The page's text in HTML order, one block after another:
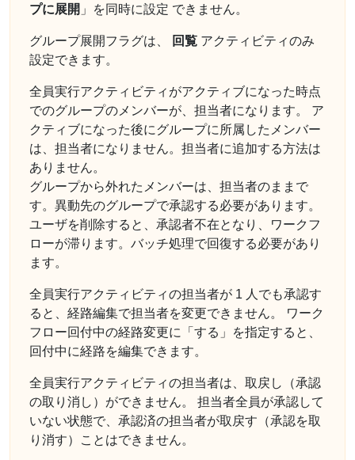
プに展開 」を同時に設定 できません。
グループ展開フラグは、 回覧 アクティビティのみ
設定できます。
全員実行アクティビティがアクティブになった時点
でのグループのメンバーが、担当者になります。 ア
クティブになった後にグループに所属したメンバー
は、担当者になりません。担当者に追加する方法は
ありません。
グループから外れたメンバーは、担当者のままで
す。異動先のグループで承認する必要があります。
ユーザを削除すると、承認者不在となり、ワークフ
ローが滞ります。バッチ処理で回復する必要があり
ます。
全員実行アクティビティの担当者が 1 人でも承認す
ると、経路編集で担当者を変更できません。 ワーク
フロー回付中の経路変更に「する」を指定すると、
回付中に経路を編集できます。
全員実行アクティビティの担当者は、取戻し（承認
の取り消し）ができません。 担当者全員が承認して
いない状態で、承認済の担当者が取戻す（承認を取
り消す）ことはできません。